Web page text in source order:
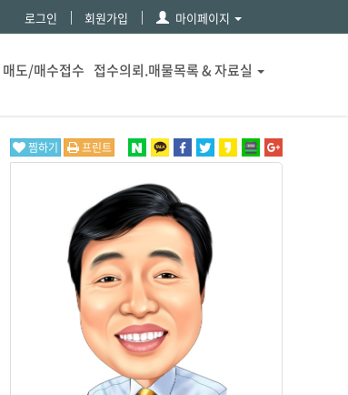
로그인 회원가입 마이페이지
매도/매수접수 접수의뢰.매물목록 & 자료실
찜하기 프린트